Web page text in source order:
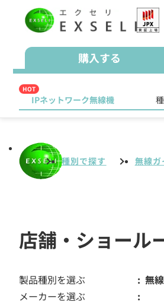
購入する
HOT
IPネットワーク無線機
種別で探す 無線ガ
店舗・ショール
製品種別を選ぶ
無
メーカーを選ぶ